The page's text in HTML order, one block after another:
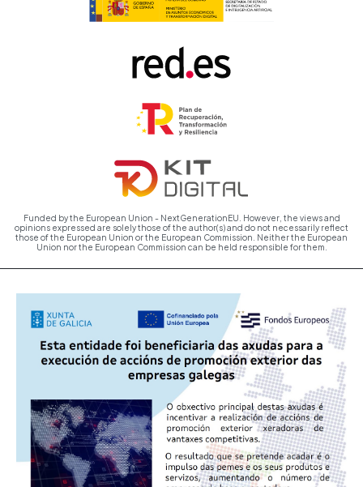
Funded by the European Union - NextGenerationEU. However, the views and
opinions expressed are solely those of the author(s) and do not necessarily reflect
those of the European Union or the European Commission. Neither the European
Union nor the European Commission can be held responsible for them.